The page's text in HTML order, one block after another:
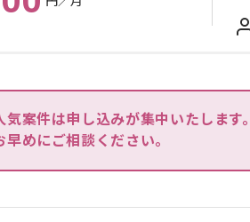
気案件は申し込みが集中いたします。
早めにご相談ください。